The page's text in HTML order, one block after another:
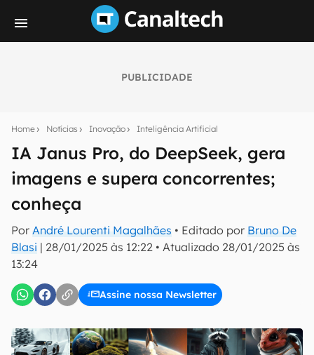
PUBLICIDADE
Home Notícias Inovação Inteligência Artificial
IA Janus Pro, do DeepSeek, gera
imagens e supera concorrentes;
conheça
Por André Lourenti Magalhães • Editado por Bruno De
Blasi | 28/01/2025 às 12:22 • Atualizado 28/01/2025 às
13:24
Assine nossa Newsletter
notícias e reviews sobre tecnologia em primeira
mão.
E-mail
inscreva-se
Uso e Política de Privacidade do Canaltech.